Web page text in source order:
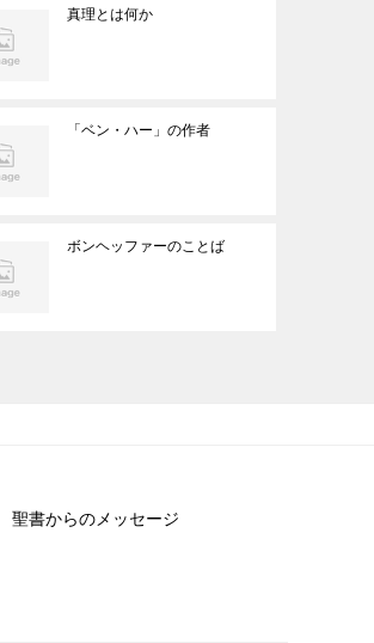
真理とは何か
「ベン・ハー」の作者
ボンヘッファーのことば
聖書からのメッセージ